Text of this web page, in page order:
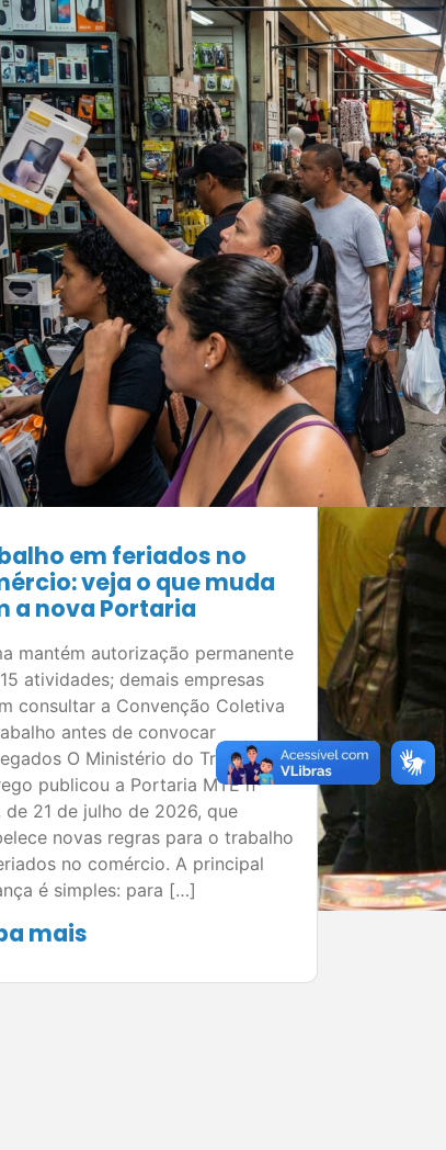
em feriados no
veja o que muda
a nova Portaria
mantém autorização permanente
atividades; demais empresas
consultar a Convenção Coletiva
antes de convocar
O Ministério do Trabalho e
publicou a Portaria MTE nº
de 21 de julho de 2026, que
novas regras para o trabalho
no comércio. A principal
é simples: para […]
mais